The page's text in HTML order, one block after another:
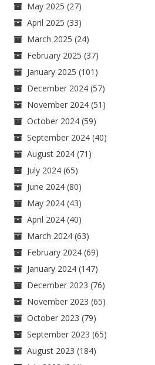
May 2025 (27)
April 2025 (33)
March 2025 (24)
February 2025 (37)
January 2025 (101)
December 2024 (57)
November 2024 (51)
October 2024 (59)
September 2024 (40)
August 2024 (71)
July 2024 (65)
June 2024 (80)
May 2024 (43)
April 2024 (40)
March 2024 (63)
February 2024 (69)
January 2024 (147)
December 2023 (76)
November 2023 (65)
October 2023 (79)
September 2023 (65)
August 2023 (184)